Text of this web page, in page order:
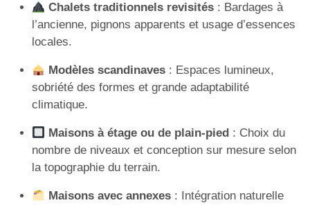
Chalets traditionnels revisités: Bardages à
l’ancienne, pignons apparents et usage d’essences
locales.
Modèles scandinaves: Espaces lumineux,
sobriété des formes et grande adaptabilité
climatique.
Maisons à étage ou de plain-pied: Choix du
nombre de niveaux et conception sur mesure selon
la topographie du terrain.
Maisons avec annexes: Intégration naturelle